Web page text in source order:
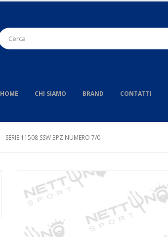
HOME CHI SIAMO BRAND CONTATTI
SERIE 11508 SSW 3PZ NUMERO 7/0